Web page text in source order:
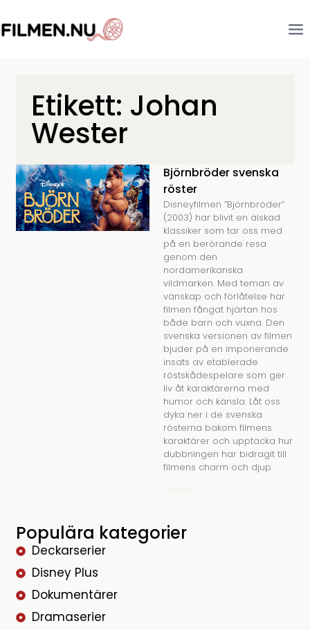
Etikett: Johan
Wester
Björnbröder svenska
röster
Disneyfilmen ”Björnbröder”
(2003) har blivit en älskad
klassiker som tar oss med
på en berörande resa
genom den
nordamerikanska
vildmarken. Med teman av
vänskap och förlåtelse har
filmen fångat hjärtan hos
både barn och vuxna. Den
svenska versionen av filmen
bjuder på en imponerande
insats av etablerade
röstskådespelare som ger
liv åt karaktärerna med
humor och känsla. Låt oss
dyka ner i de svenska
rösterna bakom filmens
karaktärer och upptäcka hur
dubbningen har bidragit till
filmens charm och djup.
Populära kategorier
Deckarserier
Disney Plus
Dokumentärer
Dramaserier